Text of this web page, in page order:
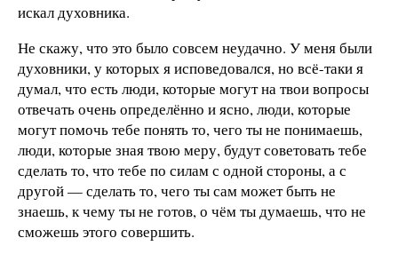
искал духовника.
Не скажу, что это было совсем неудачно. У меня были
духовники, у которых я исповедовался, но всё-таки я
думал, что есть люди, которые могут на твои вопросы
отвечать очень определённо и ясно, люди, которые
могут помочь тебе понять то, чего ты не понимаешь,
люди, которые зная твою меру, будут советовать тебе
сделать то, что тебе по силам с одной стороны, а с
другой — сделать то, чего ты сам может быть не
знаешь, к чему ты не готов, о чём ты думаешь, что не
сможешь этого совершить.